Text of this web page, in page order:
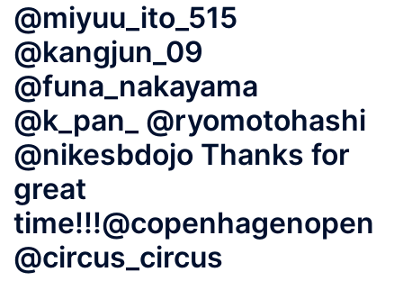
ー
@miyuu_ito_515
@kangjun_09
@funa_nakayama
@k_pan_ @ryomotohashi
@nikesbdojo Thanks for
great
time!!!@copenhagenopen
@circus_circus